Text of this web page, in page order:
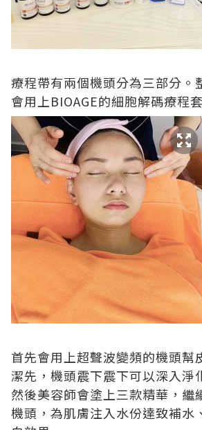
療程帶有兩個機頭分為三部分
會用上BIOAGE的細胞解碼療程
首先會用上超聲波變頻的機頭幫
潔先，機頭震下震下可以深入淨
然後美容師會塗上三款精華，繼
機頭，為肌膚注入水份達致補水